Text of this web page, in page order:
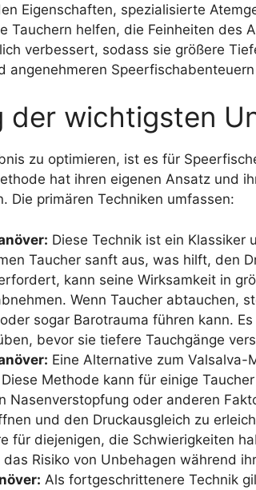
Eigenschaften, spezialisierte
Tauchern helfen, die Feinheiten des
verbessert, sodass sie größere
angenehmeren
der wichtigsten
zu optimieren, ist es für
hat ihren eigenen Ansatz und
Die primären Techniken umfassen:
Diese Technik ist ein
Taucher sanft aus, was hilft, den
kann seine Wirksamkeit in
Wenn Taucher abtauchen,
sogar Barotrauma führen kann.
bevor sie tiefere Tauchgänge
Eine Alternative zum
Methode kann für einige
Nasenverstopfung oder anderen
und den Druckausgleich zu
für diejenigen, die Schwierigkeiten
das Risiko von Unbehagen während
Als fortgeschrittenere Technik